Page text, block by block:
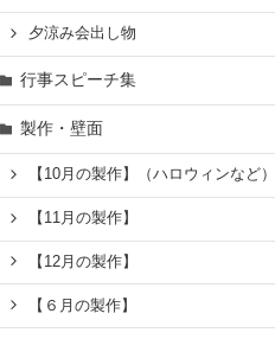
夕涼み会出し物
行事スピーチ集
製作・壁面
【10月の製作】（ハロウィンなど）
【11月の製作】
【12月の製作】
【６月の製作】